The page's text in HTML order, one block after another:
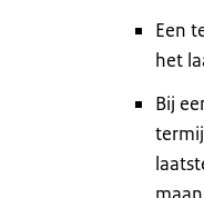
Een
het
Bij